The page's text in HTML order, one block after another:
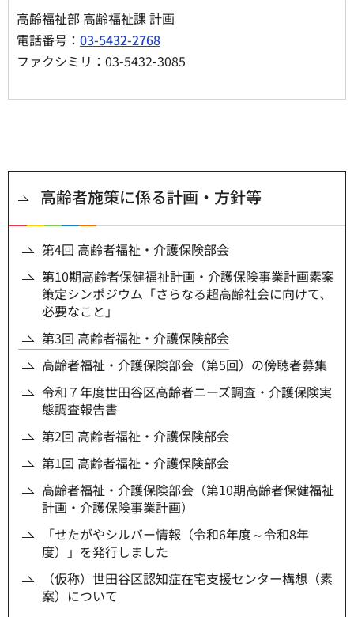
高齢福祉部 高齢福祉課 計画
電話番号： 03-5432-2768
ファクシミリ：03-5432-3085
高齢者施策に係る計画・方針等
第4回 高齢者福祉・介護保険部会
第10期高齢者保健福祉計画・介護保険事業計画素案
策定シンポジウム「さらなる超高齢社会に向けて、
必要なこと」
第3回 高齢者福祉・介護保険部会
高齢者福祉・介護保険部会（第5回）の傍聴者募集
令和７年度世田谷区高齢者ニーズ調査・介護保険実
態調査報告書
第2回 高齢者福祉・介護保険部会
第1回 高齢者福祉・介護保険部会
高齢者福祉・介護保険部会（第10期高齢者保健福祉
計画・介護保険事業計画）
「せたがやシルバー情報（令和6年度～令和8年
度）」を発行しました
（仮称）世田谷区認知症在宅支援センター構想（素
案）について